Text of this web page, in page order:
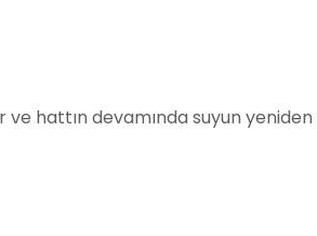
ve hattın devamında suyun yeniden